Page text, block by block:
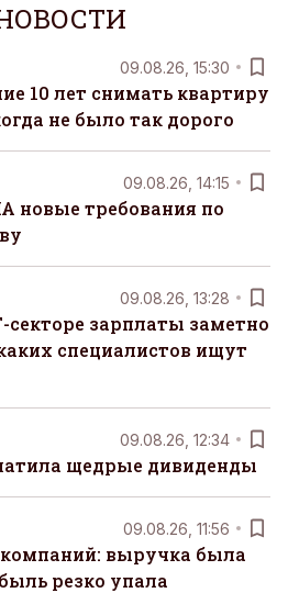
09.08.26, 15:30
10 лет снимать квартиру
не было так дорого
09.08.26, 14:15
новые требования по
09.08.26, 13:28
зарплаты заметно
специалистов ищут
09.08.26, 12:34
щедрые дивиденды
09.08.26, 11:56
выручка была
резко упала